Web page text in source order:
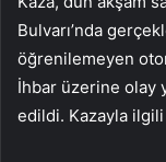
Bulvarı’nda
öğrenilemeyen
İhbar üzerine olay
edildi. Kazayla ilgili